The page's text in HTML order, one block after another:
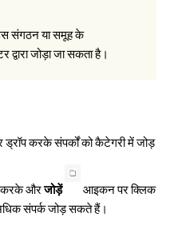
संगठन या समूह के
द्वारा जोड़ा जा सकता है।
करके संपर्कों को कैटेगरी में जोड़
करके औरजोड़ें
आइकन पर क्लिक
संपर्क जोड़ सकते हैं।